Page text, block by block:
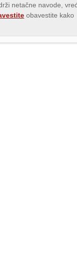
netačne navode,
obavestite kako